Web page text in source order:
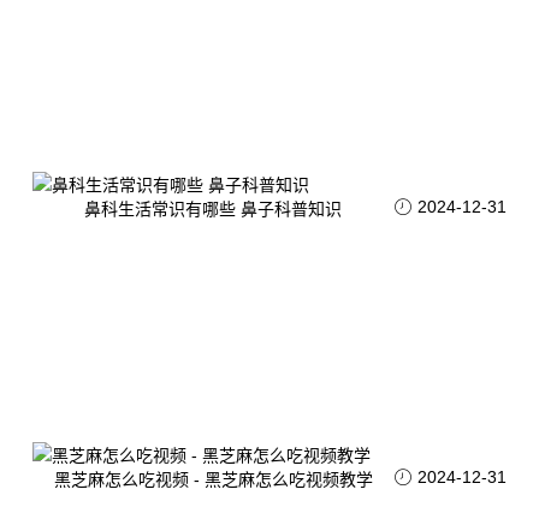
鼻科生活常识有哪些 鼻子科普知识 2024-12-31
黑芝麻怎么吃视频 - 黑芝麻怎么吃视频教学 2024-12-31